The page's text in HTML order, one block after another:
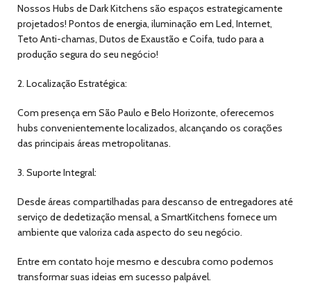
Nossos Hubs de Dark Kitchens são espaços estrategicamente
projetados! Pontos de energia, iluminação em Led, Internet,
Teto Anti-chamas, Dutos de Exaustão e Coifa, tudo para a
produção segura do seu negócio!
2. Localização Estratégica:
Com presença em São Paulo e Belo Horizonte, oferecemos
hubs convenientemente localizados, alcançando os corações
das principais áreas metropolitanas.
3. Suporte Integral:
Desde áreas compartilhadas para descanso de entregadores até
serviço de dedetização mensal, a SmartKitchens fornece um
ambiente que valoriza cada aspecto do seu negócio.
Entre em contato hoje mesmo e descubra como podemos
transformar suas ideias em sucesso palpável.